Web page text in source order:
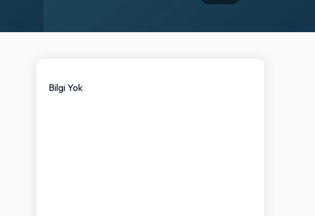
Bilgi Yok